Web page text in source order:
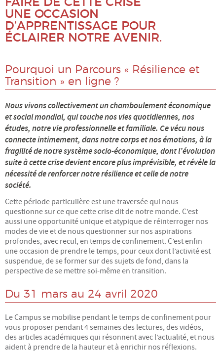
Énergie
Mobilité
Numérique
Philo
Santé
Science
UPPM
A PROPOS
Le projet
Devenir adhérent
Rejoignez-nous
Conseil Collégial
Statuts
Assemblées Générales
FAIRE DE CETTE CRISE
UNE OCCASION
D’APPRENTISSAGE POUR
ÉCLAIRER NOTRE AVENIR.
Pourquoi un Parcours « Résilience et
Transition » en ligne ?
Nous vivons collectivement un chamboulement économique
et social mondial, qui touche nos vies quotidiennes, nos
études, notre vie professionnelle et familiale. Ce vécu nous
connecte intimement, dans notre corps et nos émotions, à la
fragilité de notre système socio-économique, dont l’évolution
suite à cette crise devient encore plus imprévisible, et révèle la
nécessité de renforcer notre résilience et celle de notre
société.
Cette période particulière est une traversée qui nous
questionne sur ce que cette crise dit de notre monde. C’est
aussi une opportunité unique et atypique de réinterroger nos
modes de vie et de nous questionner sur nos aspirations
profondes, avec recul, en temps de confinement. C’est enfin
une occasion de prendre le temps, pour ceux dont l’activité est
suspendue, de se former sur des sujets de fond, dans la
perspective de se mettre soi-même en transition.
Du 31 mars au 24 avril 2020
Le Campus se mobilise pendant le temps de confinement pour
vous proposer pendant 4 semaines des lectures, des vidéos,
des articles académiques qui résonnent avec l’actualité, et nous
aident à prendre de la hauteur et à enrichir nos réflexions.